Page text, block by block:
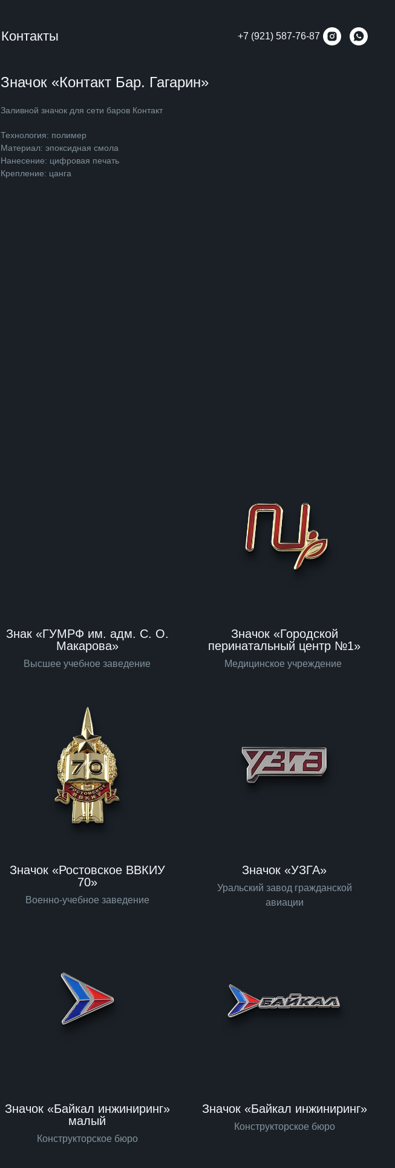
Контакты +7 (921) 587-76-87
Значок «Контакт Бар. Гагарин»
Заливной значок для сети баров Контакт
Технология: полимер
Материал: эпоксидная смола
Нанесение: цифровая печать
Крепление: цанга
Знак «ГУМРФ им. адм. С. О.
Макарова»
Высшее учебное заведение
Значок «Городской
перинатальный центр №1»
Медицинское учреждение
Значок «Ростовское ВВКИУ
70»
Военно-учебное заведение
Значок «УЗГА»
Уральский завод гражданской
авиации
Значок «Байкал инжиниринг»
малый
Конструкторское бюро
Значок «Байкал инжиниринг»
Конструкторское бюро